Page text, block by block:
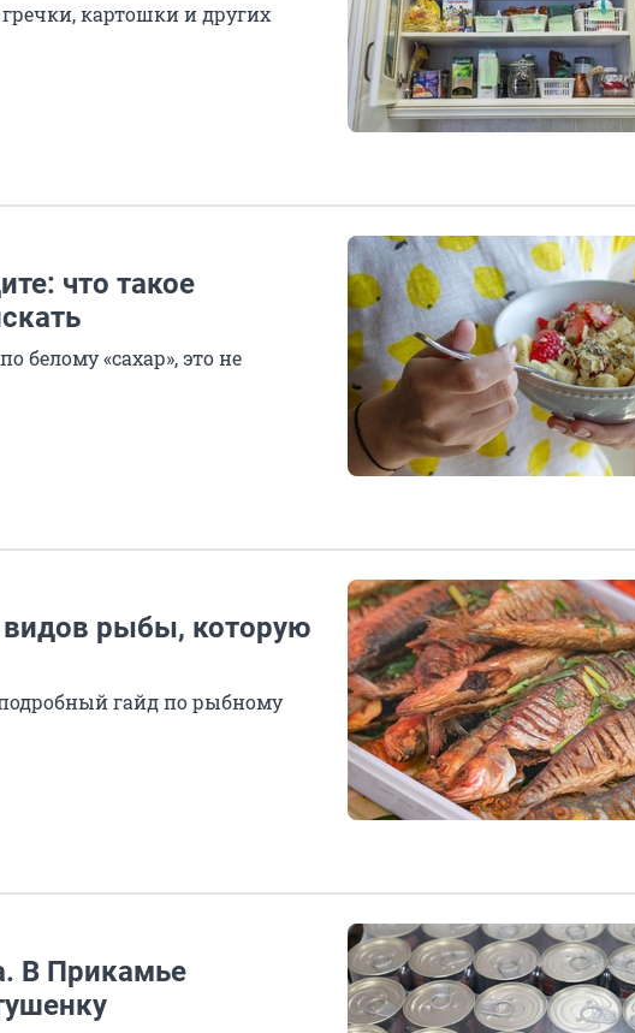
картошки и других
что такое
белому «сахар», это не
видов рыбы, которую
гайд по рыбному
В Прикамье